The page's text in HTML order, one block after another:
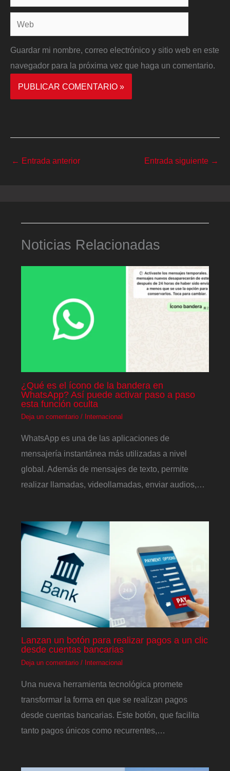
electrónico*
Web
Guardar mi nombre, correo electrónico y sitio web en este
navegador para la próxima vez que haga un comentario.
← Entrada anterior Entrada siguiente →
Noticias Relacionadas
¿Qué es el ícono de la bandera en
WhatsApp? Así puede activar paso a paso
esta función oculta
Deja un comentario / Internacional
WhatsApp es una de las aplicaciones de
mensajería instantánea más utilizadas a nivel
global. Además de mensajes de texto, permite
realizar llamadas, videollamadas, enviar audios,…
Lanzan un botón para realizar pagos a un clic
desde cuentas bancarias
Deja un comentario / Internacional
Una nueva herramienta tecnológica promete
transformar la forma en que se realizan pagos
desde cuentas bancarias. Este botón, que facilita
tanto pagos únicos como recurrentes,…